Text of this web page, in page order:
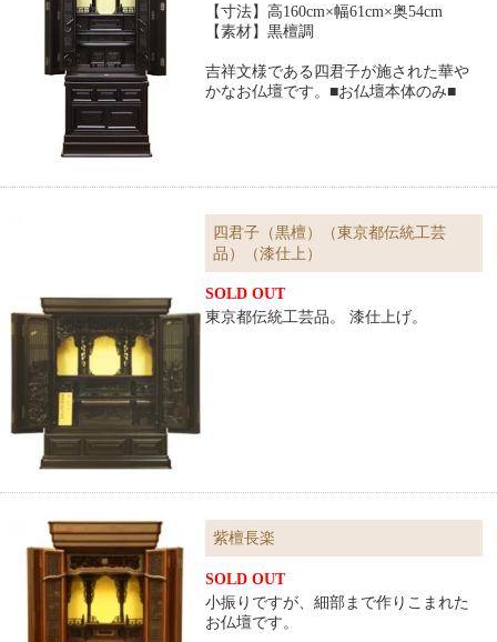
【寸法】高160cm×幅61cm×奥54cm
【素材】黒檀調
吉祥文様である四君子が施された華や
かなお仏壇です。■お仏壇本体のみ■
四君子（黒檀）（東京都伝統工芸
品）（漆仕上）
SOLD OUT
東京都伝統工芸品。 漆仕上げ。
紫檀長楽
SOLD OUT
小振りですが、細部まで作りこまれた
お仏壇です。